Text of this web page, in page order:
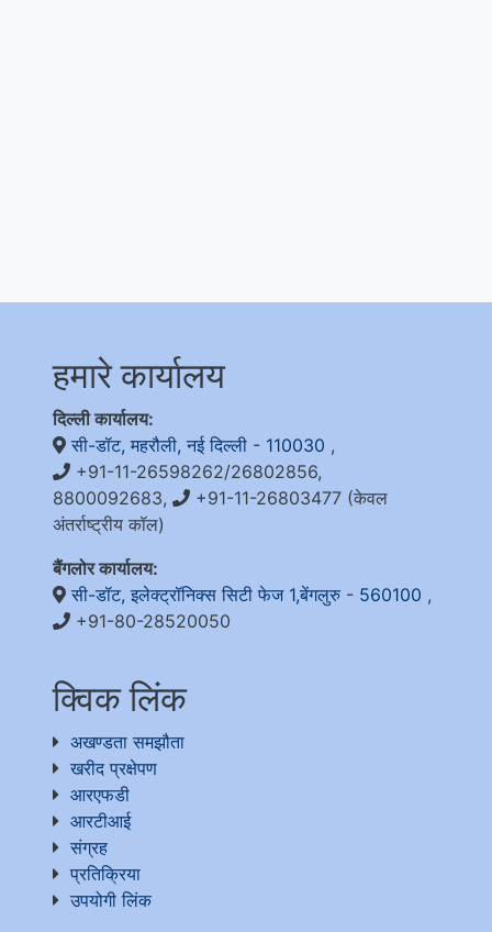
हमारे कार्यालय
दिल्ली कार्यालय:
सी-डॉट, महरौली, नई दिल्ली - 110030 ,
+91-11-26598262/26802856,
8800092683,
+91-11-26803477 (केवल
अंतर्राष्ट्रीय कॉल)
बैंगलोर कार्यालय:
सी-डॉट, इलेक्ट्रॉनिक्स सिटी फेज 1,बेंगलुरु - 560100 ,
+91-80-28520050
क्विक लिंक
अखण्डता समझौता
खरीद प्रक्षेपण
आरएफडी
आरटीआई
संग्रह
प्रतिक्रिया
उपयोगी लिंक